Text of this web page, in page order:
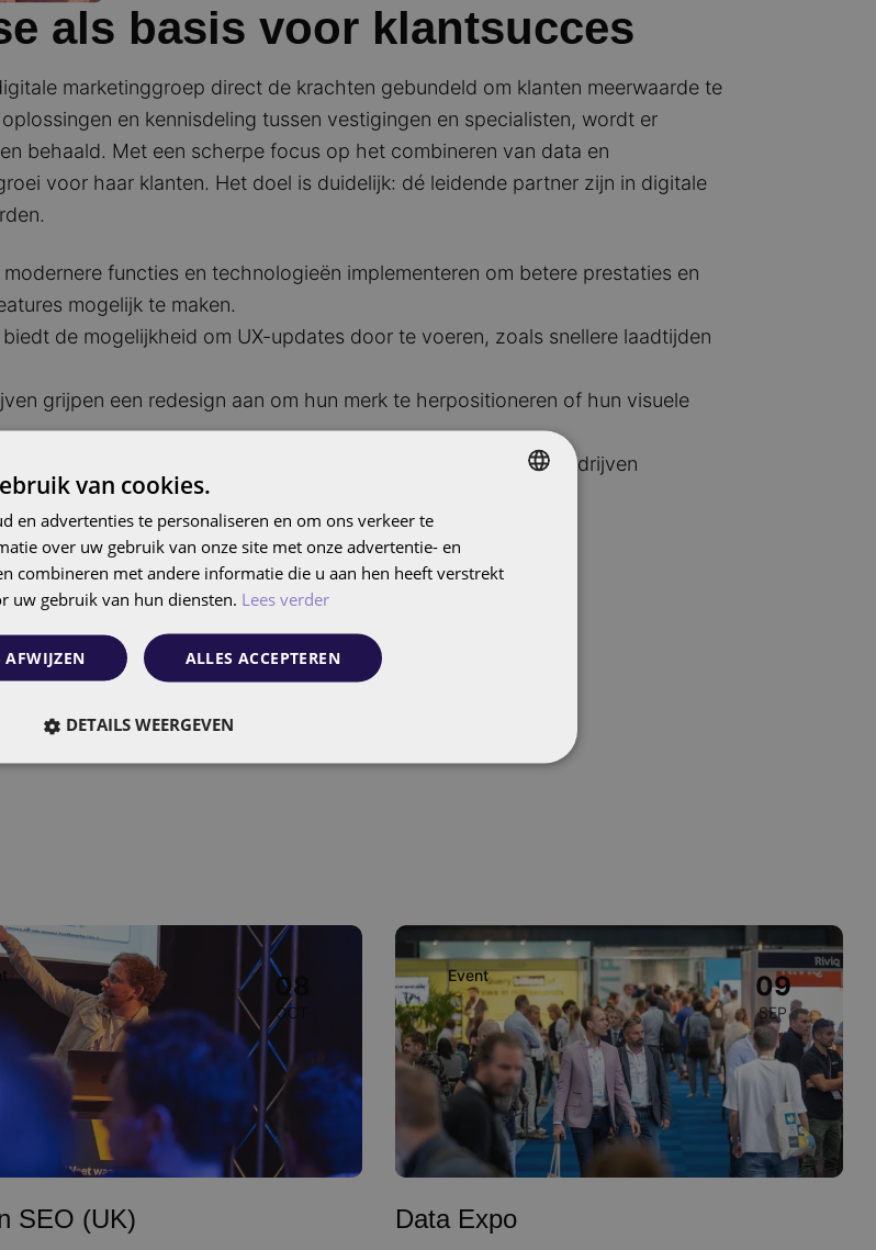
als basis voor klantsucces
marketinggroep direct de krachten gebundeld om klanten meerwaarde te
en kennisdeling tussen vestigingen en specialisten, wordt er
behaald. Met een scherpe focus op het combineren van data en
voor haar klanten. Het doel is duidelijk: dé leidende partner zijn in digitale
functies en technologieën implementeren om betere prestaties en
mogelijk te maken.
de mogelijkheid om UX-updates door te voeren, zoals snellere laadtijden
grijpen een redesign aan om hun merk te herpositioneren of hun visuele
innovaties zoals Generative AI en Spatial Commerce drijven
08
OCT
SEO (UK)
Event 09
SEP
Image
Data Expo
van cookies.
en advertenties te personaliseren en om ons verkeer te
over uw gebruik van onze site met onze advertentie- en
combineren met andere informatie die u aan hen heeft verstrekt
uw gebruik van hun diensten. Lees verder
ALLES ACCEPTEREN
AFWIJZEN
DETAILS WEERGEVEN